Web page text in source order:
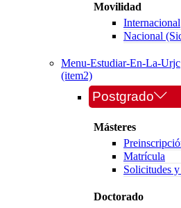
Movilidad
Internacional
Nacional
Menu-Estudiar-En-La-Urjc
(item2)
Postgrado
Másteres
Matrícula
Solicitudes
Doctorado